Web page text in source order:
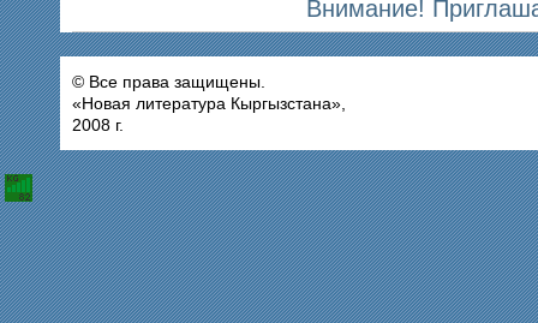
Внимание!
© Все права защищены.
«Новая литература Кыргызстана»,
2008 г.